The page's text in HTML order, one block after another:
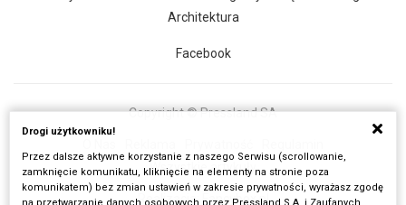
Architektura
Facebook
Copyright © Pressland SA
Wszystkie artykuły
Realizacja: Fancybox.pl
Drogi użytkowniku!
Przez dalsze aktywne korzystanie z naszego Serwisu (scrollowanie,
zamknięcie komunikatu, kliknięcie na elementy na stronie poza
komunikatem) bez zmian ustawień w zakresie prywatności, wyrażasz zgodę